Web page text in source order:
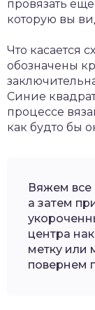
провязать
которую вы
Что касается
обозначены
Синие
процессе
как будто бы
Вяжем все
а затем
центра
метку или
повернем